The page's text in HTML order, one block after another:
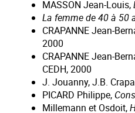
MASSON Jean-Louis,
La femme de 40 à 50
CRAPANNE Jean-
2000
CRAPANNE Jean-
CEDH, 2000
J. Jouanny, J.B.
PICARD Philippe,
Millemann et Osdoit,